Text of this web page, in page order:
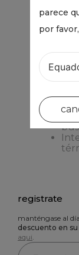
parece
por
No se
¿Qué
registrate
manténgase al
descuento en
aqui.